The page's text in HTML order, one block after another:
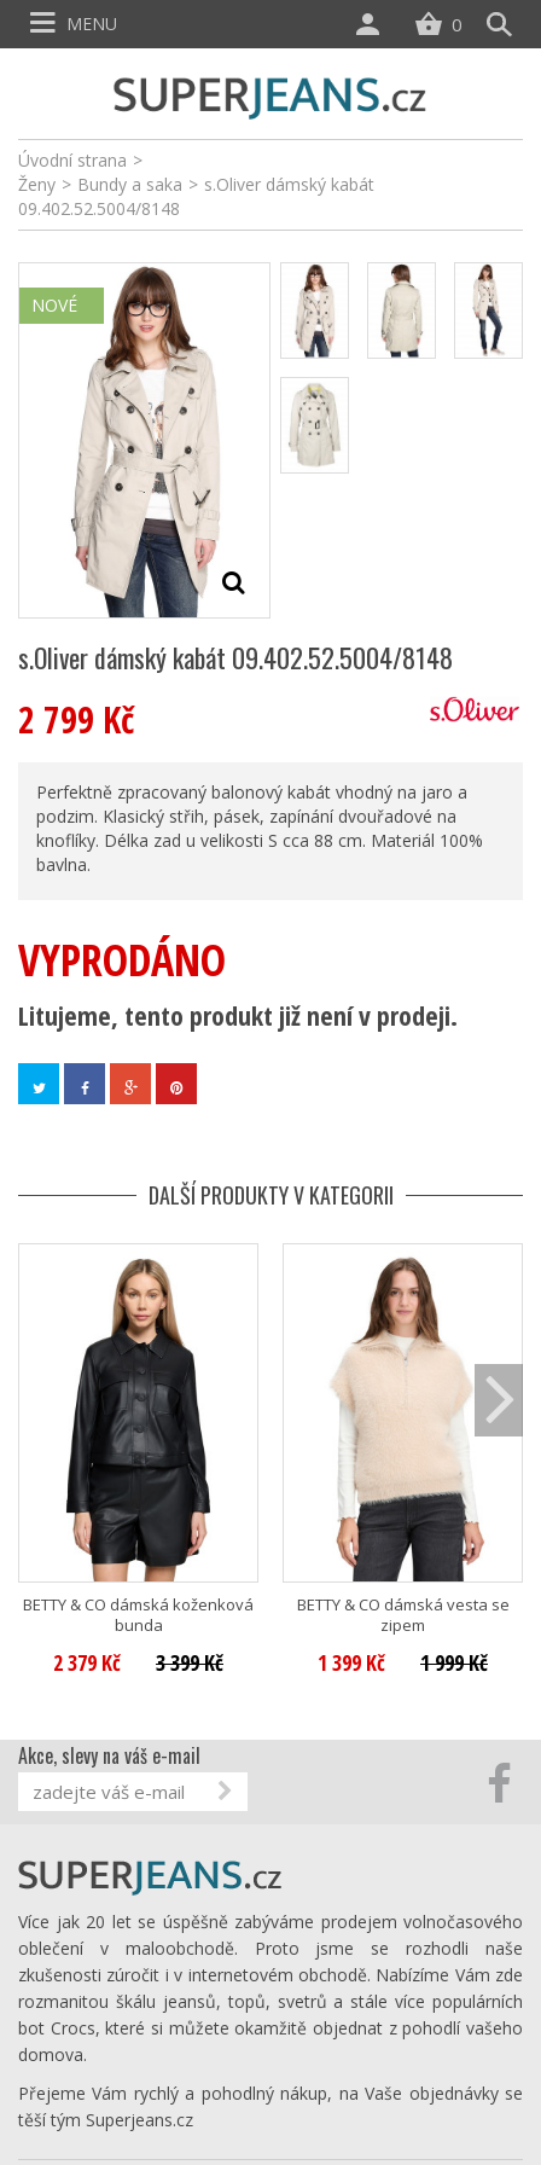
Úvodní strana >
Ženy > Bundy a saka > s.Oliver dámský kabát
09.402.52.5004/8148
NOVÉ
s.Oliver dámský kabát 09.402.52.5004/8148
2 799 Kč
Perfektně zpracovaný balonový kabát vhodný na jaro a
podzim. Klasický střih, pásek, zapínání dvouřadové na
knoflíky. Délka zad u velikosti S cca 88 cm. Materiál 100%
bavlna.
VYPRODÁNO
Litujeme, tento produkt již není v prodeji.
DALŠÍ PRODUKTY V KATEGORII
BETTY & CO dámská koženková
bunda
2 379 Kč 3 399 Kč
BETTY & CO dámská vesta se
zipem
1 399 Kč 1 999 Kč
0
MENU
Akce, slevy na váš e-mail
Více jak 20 let se úspěšně zabýváme prodejem volnočasového
oblečení v maloobchodě. Proto jsme se rozhodli naše
zkušenosti zúročit i v internetovém obchodě. Nabízíme Vám zde
rozmanitou škálu jeansů, topů, svetrů a stále více populárních
bot Crocs, které si můžete okamžitě objednat z pohodlí vašeho
domova.
Přejeme Vám rychlý a pohodlný nákup, na Vaše objednávky se
těší tým Superjeans.cz